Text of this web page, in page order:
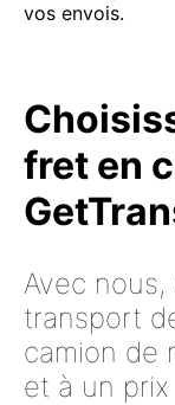
vos envois.
fret en
Avec
transport
camion de
et à un prix